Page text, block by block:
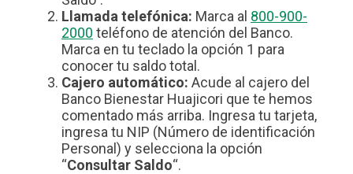
Llamada telefónica: Marca al 800-900-
2000 teléfono de atención del Banco.
Marca en tu teclado la opción 1 para
conocer tu saldo total.
Cajero automático: Acude al cajero del
Banco Bienestar Huajicori que te hemos
comentado más arriba. Ingresa tu tarjeta,
ingresa tu NIP (Número de identificación
Personal) y selecciona la opción
“Consultar Saldo“.